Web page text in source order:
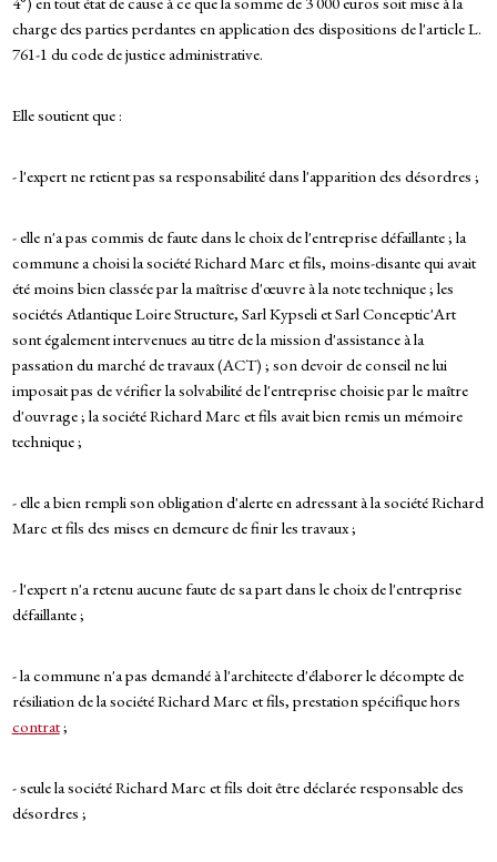
charge des parties perdantes en application des dispositions de l'article L.
761-1 du code de justice administrative.
Elle soutient que :
- l'expert ne retient pas sa responsabilité dans l'apparition des désordres ;
- elle n'a pas commis de faute dans le choix de l'entreprise défaillante ; la
commune a choisi la société Richard Marc et fils, moins-disante qui avait
été moins bien classée par la maîtrise d'œuvre à la note technique ; les
sociétés Atlantique Loire Structure, Sarl Kypseli et Sarl Conceptic'Art
sont également intervenues au titre de la mission d'assistance à la
passation du marché de travaux (ACT) ; son devoir de conseil ne lui
imposait pas de vérifier la solvabilité de l'entreprise choisie par le maître
d'ouvrage ; la société Richard Marc et fils avait bien remis un mémoire
technique ;
- elle a bien rempli son obligation d'alerte en adressant à la société Richard
Marc et fils des mises en demeure de finir les travaux ;
- l'expert n'a retenu aucune faute de sa part dans le choix de l'entreprise
défaillante ;
- la commune n'a pas demandé à l'architecte d'élaborer le décompte de
résiliation de la société Richard Marc et fils, prestation spécifique hors
contrat;
- seule la société Richard Marc et fils doit être déclarée responsable des
désordres ;